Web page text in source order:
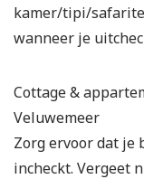
kamer/tipi/
wanneer je
Cottage &
Veluwemeer
Zorg ervoor dat je
incheckt. Vergeet